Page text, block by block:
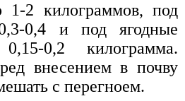
1-2 килограммов, под
0,4 и под ягодные
0,2 килограмма.
внесением в почву
с перегноем.